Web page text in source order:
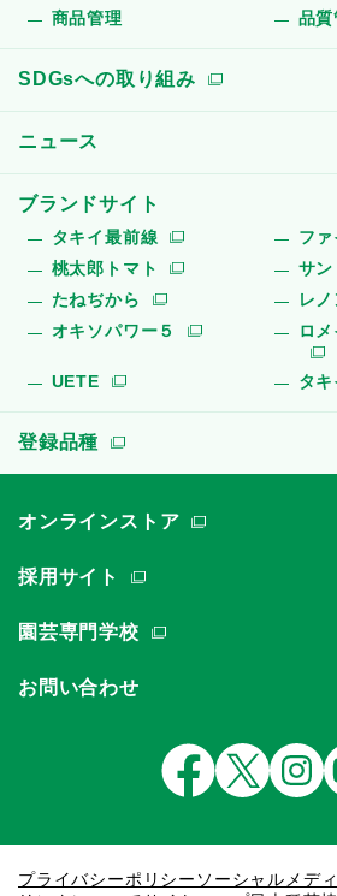
商品管理 品
SDGsへの取り組み
ニュース
ブランドサイト
タキイ最前線
フ
桃太郎トマト
サン
たねぢから
レ
オキソパワー５
ロ
UETE タ
登録品種
オンラインストア
採用サイト
園芸専門学校
お問い合わせ
プライバシーポリシー ソーシャルメデ